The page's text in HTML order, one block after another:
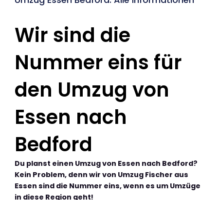
Wir sind die
Nummer eins für
den Umzug von
Essen nach
Bedford
Du planst einen Umzug von Essen nach Bedford?
Kein Problem, denn wir von Umzug Fischer aus
Essen sind die Nummer eins, wenn es um Umzüge
in diese Region geht!